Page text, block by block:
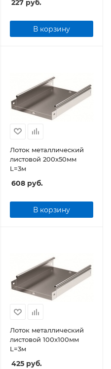
227руб.
В корзину
Лоток металлический
листовой 200x50мм
L=3м
608руб.
В корзину
Лоток металлический
листовой 100x100мм
L=3м
425руб.